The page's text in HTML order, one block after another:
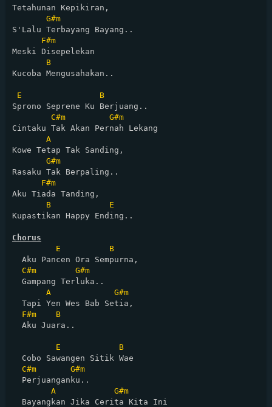
Tetahunan Kepikiran,
G#m
S'Lalu Terbayang Bayang..
F#m
Meski Disepelekan
B
Kucoba Mengusahakan..
E
B
Sprono Seprene Ku Berjuang..
C#m
G#m
Cintaku Tak Akan Pernah Lekang
A
Kowe Tetap Tak Sanding,
G#m
Rasaku Tak Berpaling..
F#m
Aku Tiada Tanding,
B
E
Kupastikan Happy Ending..
Chorus
E
B
  Aku Pancen Ora Sempurna,
C#m
G#m
  Gampang Terluka..
A
G#m
  Tapi Yen Wes Bab Setia,
F#m
B
  Aku Juara..
E
B
  Cobo Sawangen Sitik Wae
C#m
G#m
  Perjuanganku..
A
G#m
  Bayangkan Jika Cerita Kita Ini